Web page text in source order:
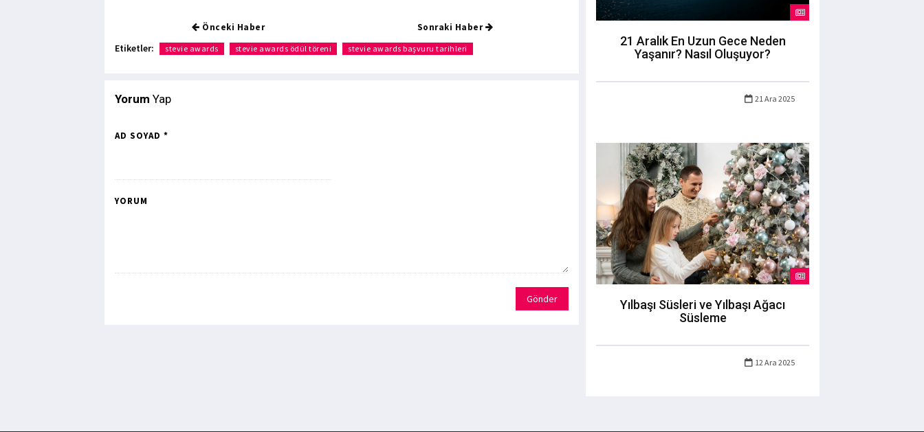
Önceki Haber Sonraki Haber
Etiketler: stevie awards stevie awards ödül töreni stevie awards başvuru tarihleri
Yorum Yap
AD SOYAD *
YORUM
Gönder
21 Aralık En Uzun Gece Neden
Yaşanır? Nasıl Oluşuyor?
21 Ara 2025
Yılbaşı Süsleri ve Yılbaşı Ağacı
Süsleme
12 Ara 2025